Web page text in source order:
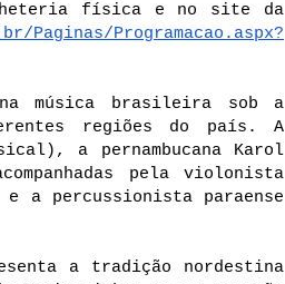
Programacao.aspx?
música brasileira sob a
regiões do país. A
a pernambucana Karol
pela violonista
a percussionista paraense
a tradição nordestina